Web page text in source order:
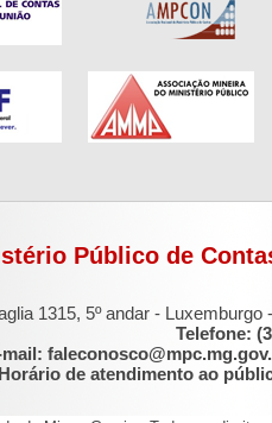
Público de
1315, 5º andar -
Telefone:
mail:
Horário de atendimento ao